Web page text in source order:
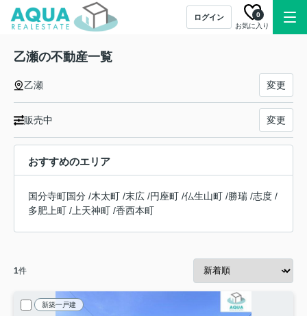
ログイン
お気に入り
0
乙瀬の不動産一覧
乙瀬 変更
販売中 変更
おすすめのエリア
国分寺町国分 /木太町 /末広 /円座町 /仏生山町 /勝瑞 /志度 /
多肥上町 / 上天神町 /香西本町
1件
新築一戸建